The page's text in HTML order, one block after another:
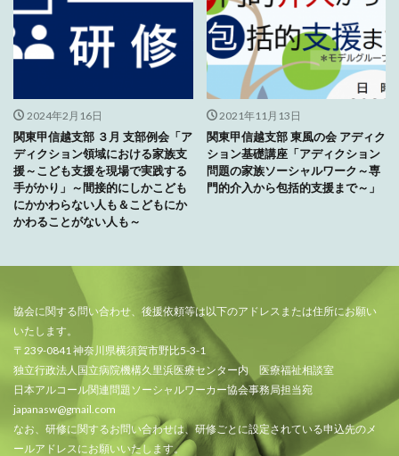
2024年2月16日
関東甲信越支部 ３月 支部例会「ア
ディクション領域における家族支
援～こども支援を現場で実践する
手がかり」～間接的にしかこども
にかかわらない人も＆こどもにか
かわることがない人も～
2021年11月13日
関東甲信越支部 東風の会 アディク
ション基礎講座「アディクション
問題の家族ソーシャルワーク～専
門的介入から包括的支援まで～」
協会に関する問い合わせ、後援依頼等は以下のアドレスまたは住所にお願い
いたします。
〒239-0841 神奈川県横須賀市野比5-3-1
独立行政法人国立病院機構久里浜医療センター内 医療福祉相談室
日本アルコール関連問題ソーシャルワーカー協会事務局担当宛
japanasw@gmail.com
なお、研修に関するお問い合わせは、研修ごとに設定されている申込先のメ
ールアドレスにお願いいたします。